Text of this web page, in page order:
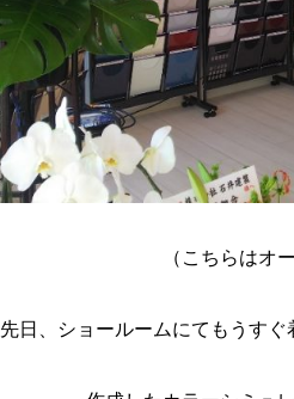
（こちらはオ
先日、ショールームにてもうす